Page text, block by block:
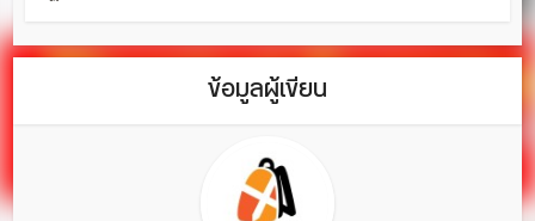
ข้อมูลผู้เขียน